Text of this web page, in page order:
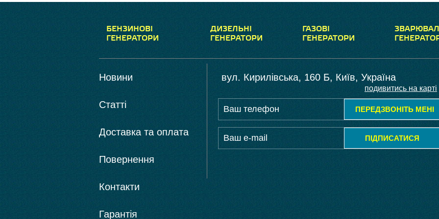
БЕНЗИНОВІ
ГЕНЕРАТОРИ
ДИЗЕЛЬНІ
ГЕНЕРАТОРИ
ГАЗОВІ
ГЕНЕРАТОРИ
Новини
Статті
Доставка та оплата
Повернення
Контакти
Гарантія
вул. Кирилівська, 160 Б, Київ, Україна
подивитись на карті
ПЕРЕДЗВОНІТЬ МЕНІ
ПІДПИСАТИСЯ